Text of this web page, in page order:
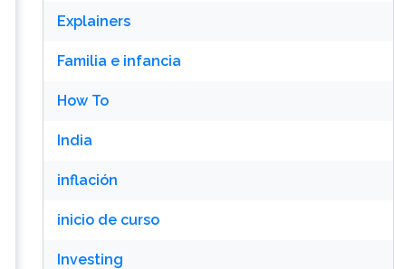
Explainers
Familia e infancia
How To
India
inflación
inicio de curso
Investing